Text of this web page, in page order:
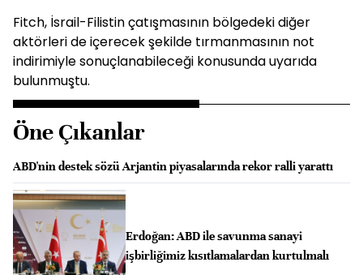
Fitch, İsrail-Filistin çatışmasının bölgedeki diğer
aktörleri de içerecek şekilde tırmanmasının not
indirimiyle sonuçlanabileceği konusunda uyarıda
bulunmuştu.
Öne Çıkanlar
ABD'nin destek sözü Arjantin piyasalarında rekor ralli yarattı
Erdoğan: ABD ile savunma sanayi
işbirliğimiz kısıtlamalardan kurtulmalı